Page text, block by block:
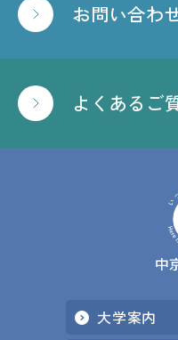
お問い合わ
よくあるご
大学案内